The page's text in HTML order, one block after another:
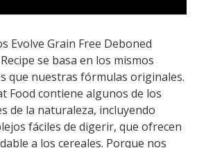
Evolve Grain Free Deboned
se basa en los mismos
que nuestras fórmulas originales.
Food contiene algunos de los
de la naturaleza, incluyendo
fáciles de digerir, que ofrecen
a los cereales. Porque nos